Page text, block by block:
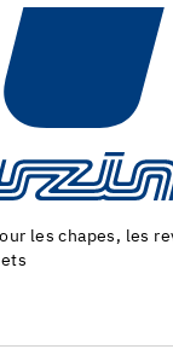
Machines et